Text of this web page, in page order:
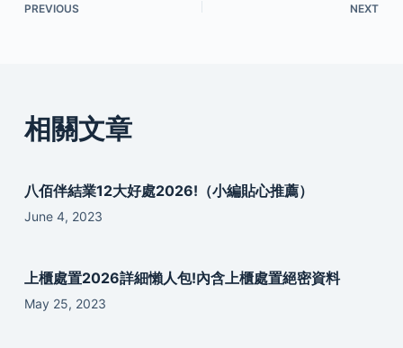
PREVIOUS NEXT
相關文章
八佰伴結業12大好處2026!（小編貼心推薦）
June 4, 2023
上櫃處置2026詳細懶人包!內含上櫃處置絕密資料
May 25, 2023